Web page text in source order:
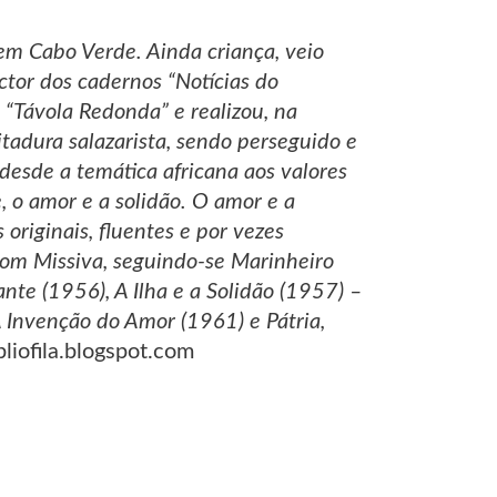
Cabo Verde. Ainda criança, veio
dos cadernos “Notícias do
Redonda” e realizou, na
salazarista, sendo perseguido e
a temática africana aos valores
amor e a solidão. O amor e a
originais, fluentes e por vezes
Missiva, seguindo-se Marinheiro
(1956), A Ilha e a Solidão (1957) –
do Amor (1961) e Pátria,